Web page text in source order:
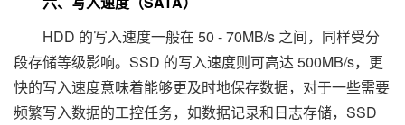
HDD 的写入速度一般在 50 - 70MB/s 之间，同样受分
段存储等级影响。SSD 的写入速度则可高达 500MB/s，更
快的写入速度意味着能够更及时地保存数据，对于一些需要
频繁写入数据的工控任务，如数据记录和日志存储，SSD